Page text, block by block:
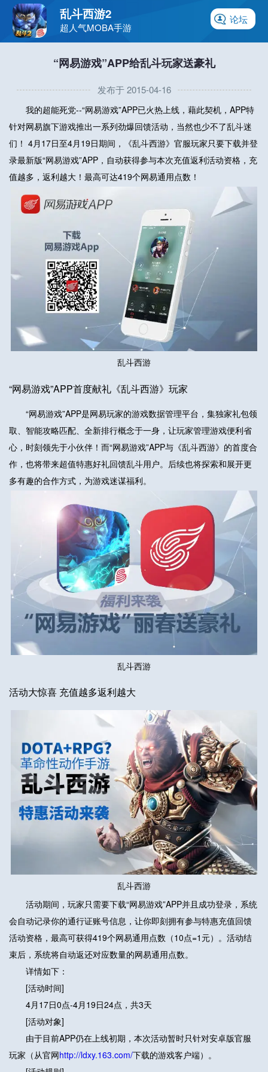
论坛
乱斗西游2
超人气MOBA手游
“网易游戏”APP给乱斗玩家送豪礼
发布于 2015-04-16
我的超能死党--“网易游戏”APP已火热上线，藉此契机，APP特
针对网易旗下游戏推出一系列劲爆回馈活动，当然也少不了乱斗迷
们！ 4月17日至4月19日期间，《乱斗西游》官服玩家只要下载并登
录最新版“网易游戏”APP，自动获得参与本次充值返利活动资格，充
值越多，返利越大！最高可达419个网易通用点数！
乱斗西游
“网易游戏”APP首度献礼《乱斗西游》玩家
“网易游戏”APP是网易玩家的游戏数据管理平台，集独家礼包领
取、智能攻略匹配、全新排行概念于一身，让玩家管理游戏便利省
心，时刻领先于小伙伴！而“网易游戏”APP与《乱斗西游》的首度合
作，也将带来超值特惠好礼回馈乱斗用户。后续也将探索和展开更
多有趣的合作方式，为游戏迷谋福利。
乱斗西游
活动大惊喜 充值越多返利越大
乱斗西游
活动期间，玩家只需要下载“网易游戏”APP并且成功登录，系统
会自动记录你的通行证账号信息，让你即刻拥有参与特惠充值回馈
活动资格，最高可获得419个网易通用点数（10点=1元）。活动结
束后，系统将自动返还对应数量的网易通用点数。
详情如下：
[活动时间]
4月17日0点-4月19日24点，共3天
[活动对象]
由于目前APP仍在上线初期，本次活动暂时只针对安卓版官服
玩家（从官网http://ldxy.163.com/下载的游戏客户端）。